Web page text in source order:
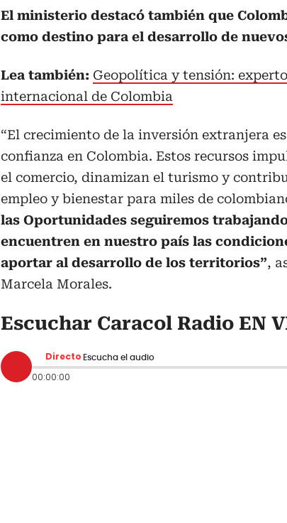
El ministerio destacó también que
como destino para el desarrollo de
Lea también: Geopolítica y tensión:
internacional de Colombia
“El crecimiento de la inversión extranjera
confianza en Colombia. Estos recursos
el comercio, dinamizan el turismo y
empleo y bienestar para miles de
las Oportunidades seguiremos
encuentren en nuestro país las
aportar al desarrollo de los territorios”,
Marcela Morales.
Escuchar Caracol Radio EN
Directo Escucha el audio
00:00:00